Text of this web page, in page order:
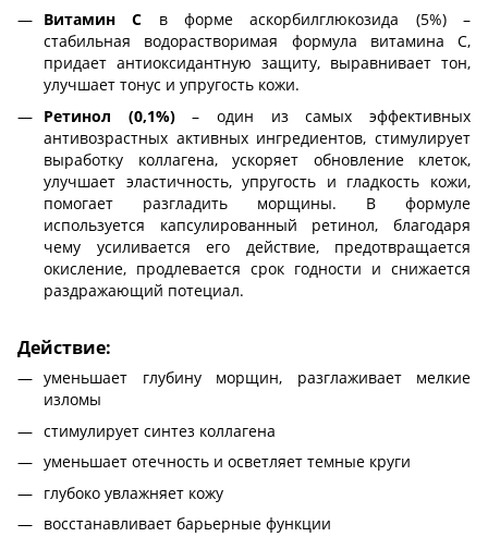
Витамин С в форме аскорбилглюкозида (5%) –
стабильная водорастворимая формула витамина С,
придает антиоксидантную защиту, выравнивает тон,
улучшает тонус и упругость кожи.
Ретинол (0,1%)– один из самых эффективных
антивозрастных активных ингредиентов, стимулирует
выработку коллагена, ускоряет обновление клеток,
улучшает эластичность, упругость и гладкость кожи,
помогает разгладить морщины. В формуле
используется капсулированный ретинол, благодаря
чему усиливается его действие, предотвращается
окисление, продлевается срок годности и снижается
раздражающий потециал.
Действие:
уменьшает глубину морщин, разглаживает мелкие
изломы
стимулирует синтез коллагена
уменьшает отечность и осветляет темные круги
глубоко увлажняет кожу
восстанавливает барьерные функции